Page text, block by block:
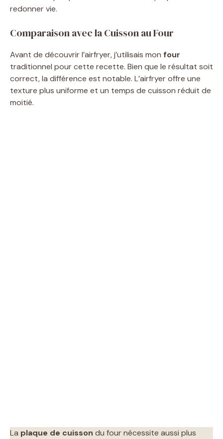
redonner vie.
Comparaison avec la Cuisson au Four
Avant de découvrir l’airfryer, j’utilisais mon four
traditionnel pour cette recette. Bien que le résultat soit
correct, la différence est notable. L’airfryer offre une
texture plus uniforme et un temps de cuisson réduit de
moitié.
La plaque de cuisson du four nécessite aussi plus